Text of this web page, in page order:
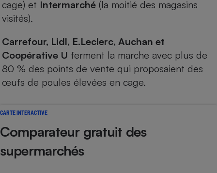
cage) et Intermarché (la moitié des magasins
visités).
Carrefour, Lidl, E.Leclerc, Auchan et
Coopérative U ferment la marche avec plus de
80 % des points de vente qui proposaient des
œufs de poules élevées en cage.
CARTE INTERACTIVE
Comparateur gratuit des
supermarchés